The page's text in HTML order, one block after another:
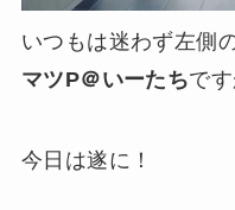
いつもは迷わず左側
マツP＠いーたちです
今日は遂に！